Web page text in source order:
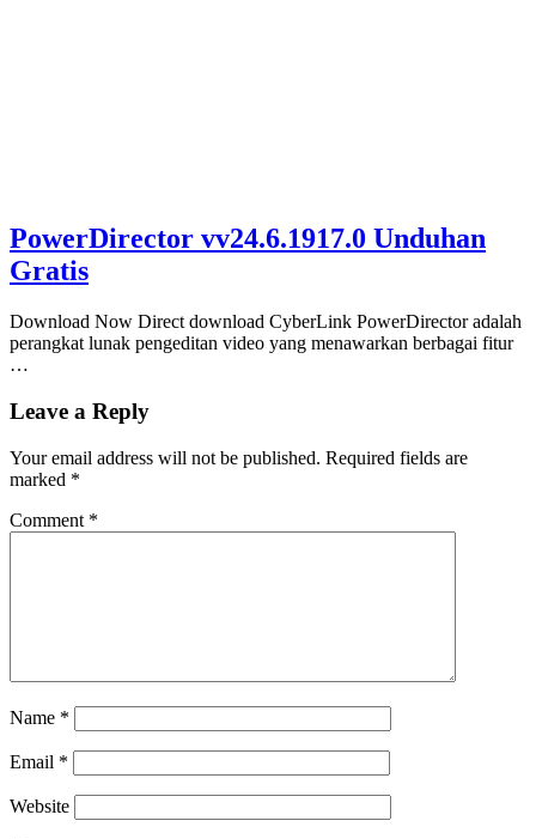
PowerDirector vv24.6.1917.0 Unduhan
Gratis
Download Now Direct download CyberLink PowerDirector adalah
perangkat lunak pengeditan video yang menawarkan berbagai fitur
…
Leave a Reply
Your email address will not be published. Required fields are
marked *
Comment *
Name *
Email *
Website